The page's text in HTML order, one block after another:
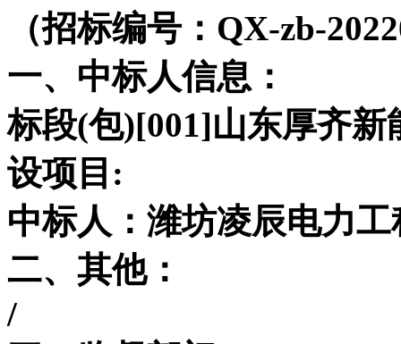
（招标编号：QX-zb-
一、中标人信息：
标段(包)[001]山东厚齐
设项目:
中标人：潍坊凌辰电力
二、其他：
/